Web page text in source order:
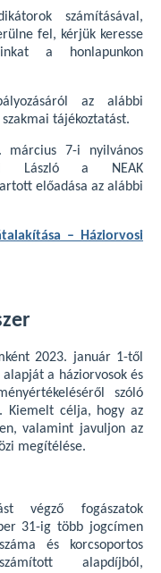
számításával,
fel, kérjük keresse
a honlapunkon
az alábbi
tájékoztatást.
március 7-i nyilvános
László a NEAK
előadása az alábbi
– Háziorvosi
2023. január 1-től
a háziorvosok és
szóló
Kiemelt célja, hogy az
valamint javuljon az
megítélése.
végző fogászatok
31-ig több jogcímen
és korcsoportos
alapdíjból,